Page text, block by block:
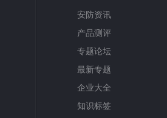
安防资讯
产品测评
专题论坛
最新专题
企业大全
知识标签